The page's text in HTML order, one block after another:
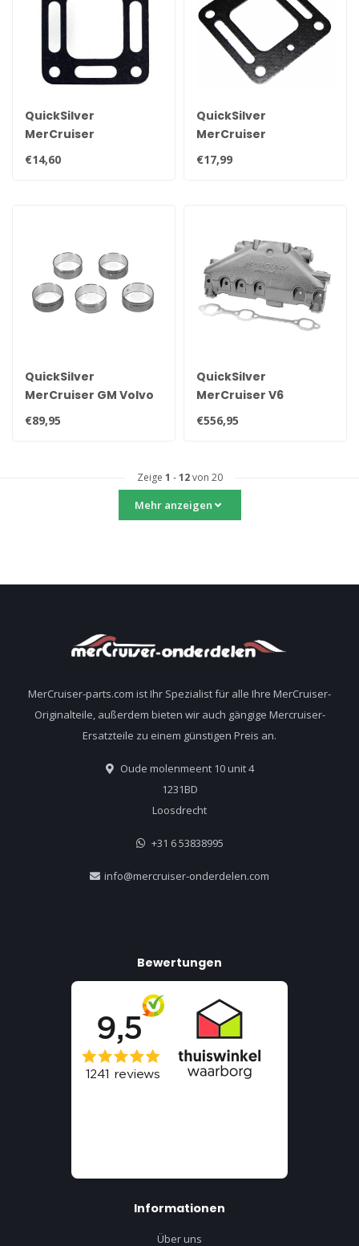
QuickSilver
MerCruiser
Auspuffkrümmerdichtung
€14,60
QuickSilver
MerCruiser
€17,99
QuickSilver
MerCruiser GM Volvo
OMC
€89,95
QuickSilver
MerCruiser V6
Auspuffkrümmer
€556,95
Zeige 1 -12von 20
Mehr anzeigen
MerCruiser-parts.com ist Ihr Spezialist für alle Ihre MerCruiser-
Originalteile, außerdem bieten wir auch gängige Mercruiser-
Ersatzteile zu einem günstigen Preis an.
Oude molenmeent 10 unit 4
1231BD
Loosdrecht
+31 6 53838995
info@mercruiser-onderdelen.com
Bewertungen
Informationen
Über uns